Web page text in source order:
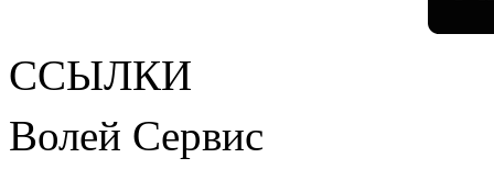
ССЫЛКИ
Волей Сервис